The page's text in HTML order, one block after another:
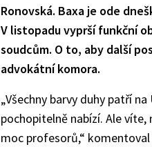
Ronovská. Baxa je ode
V listopadu vyprší funkční
soudcům. O to, aby další
advokátní komora.
„Všechny barvy duhy patří
pochopitelně nabízí. Ale
moc profesorů,“